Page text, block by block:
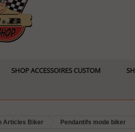
SHOP ACCESSOIRES CUSTOM
Articles Biker Pendantifs mode biker